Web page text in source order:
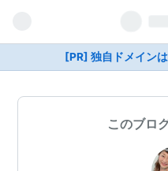
[PR] 独自ドメイン
このブロ